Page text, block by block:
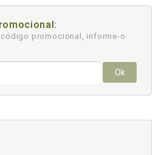
promocional, informe-o
Ok